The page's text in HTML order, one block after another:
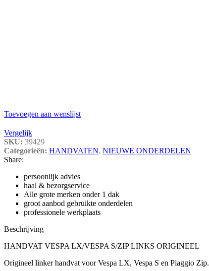
Toevoegen aan wenslijst
Vergelijk
SKU: 39429
Categorieën: HANDVATEN, NIEUWE ONDERDELEN
Share:
persoonlijk advies
haal & bezorgservice
Alle grote merken onder 1 dak
groot aanbod gebruikte onderdelen
professionele werkplaats
Beschrijving
HANDVAT VESPA LX/VESPA S/ZIP LINKS ORIGINEEL
Origineel linker handvat voor Vespa LX, Vespa S en Piaggio Zip.